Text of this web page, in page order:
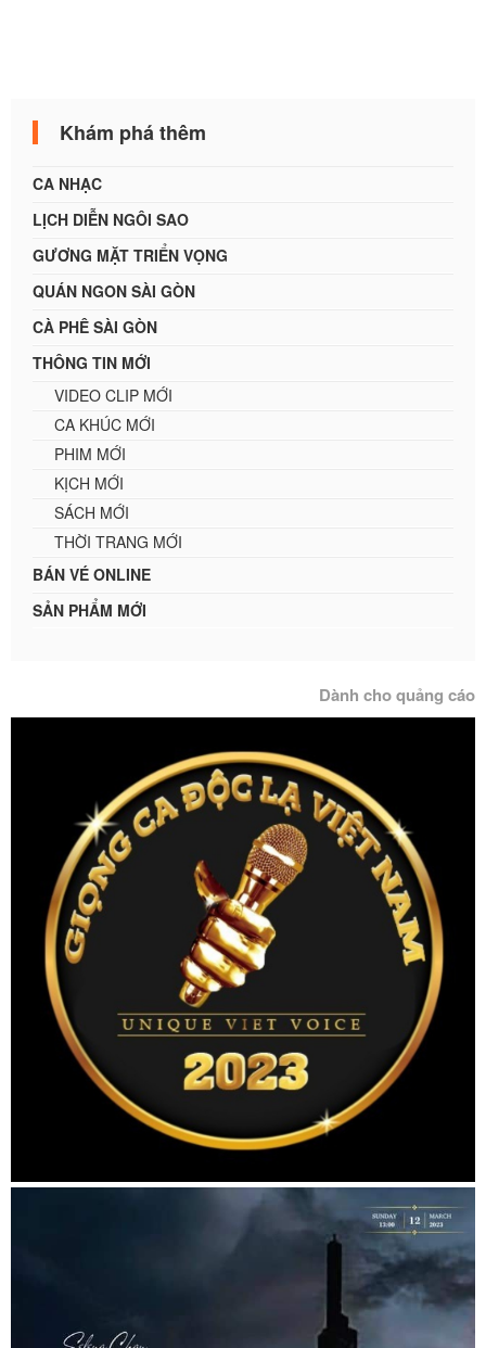
Khám phá thêm
CA NHẠC
LỊCH DIỄN NGÔI SAO
GƯƠNG MẶT TRIỂN VỌNG
QUÁN NGON SÀI GÒN
CÀ PHÊ SÀI GÒN
THÔNG TIN MỚI
VIDEO CLIP MỚI
CA KHÚC MỚI
PHIM MỚI
KỊCH MỚI
SÁCH MỚI
THỜI TRANG MỚI
BÁN VÉ ONLINE
SẢN PHẨM MỚI
Dành cho quảng cáo